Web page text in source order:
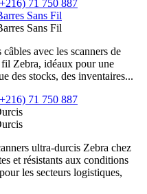
71 750 887
Sans Fil
Sans Fil
avec les scanners de
fil Zebra, idéaux pour une
des stocks, des inventaires...
71 750 887
ultra-durcis Zebra chez
et résistants aux conditions
les secteurs logistiques,